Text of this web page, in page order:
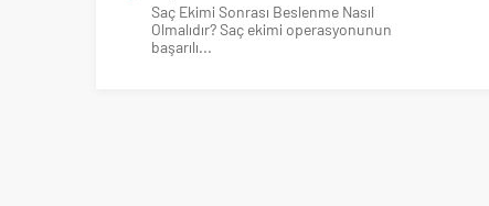
Saç Ekimi Sonrası Beslenme Nasıl
Olmalıdır? Saç ekimi operasyonunun
başarılı...